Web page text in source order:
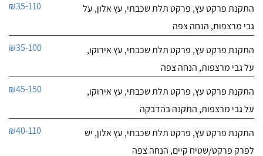
התקנת פרקט עץ, פרקט תלת שכבתי, עץ אלון, על
גבי מרצפות, הנחה צפה
₪35-110
התקנת פרקט עץ, פרקט תלת שכבתי, עץ אירוקו,
על גבי מרצפות, הנחה צפה
₪35-100
התקנת פרקט עץ, פרקט תלת שכבתי, עץ אירוקו,
על גבי מרצפות, התקנה בהדבקה
₪45-150
התקנת פרקט עץ, פרקט תלת שכבתי, עץ אלון, יש
לפרק פרקט/שטיח קיים, הנחה צפה
₪40-110